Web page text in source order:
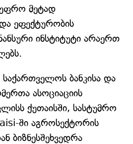
უფრო მეტად
ეფექტურობის
ინსტიტუტი არაერთ
ბანკისა და
ასოციაციის
ქუთაისში, სასტუმრო
ში აგროსექტორის
ბიზნესშეხვედრა